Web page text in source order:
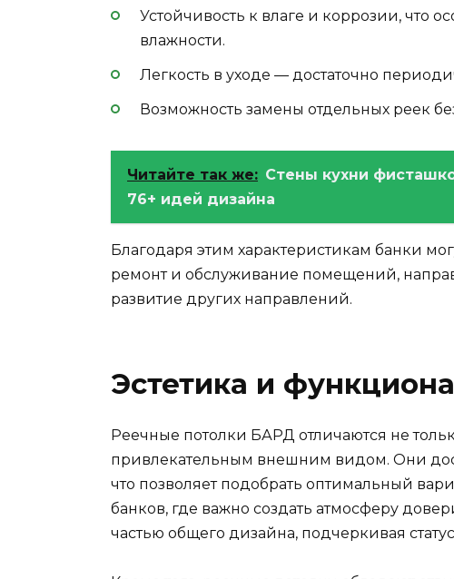
Устойчивость к влаге и коррозии, что
влажности.
Легкость в уходе — достаточно
Возможность замены отдельных реек
Читайте так же: Стены кухни
76+ идей дизайна
Благодаря этим характеристикам банки
ремонт и обслуживание помещений,
развитие других направлений.
Эстетика и
Реечные потолки БАРД отличаются не
привлекательным внешним видом. Они
что позволяет подобрать оптимальный
банков, где важно создать атмосферу
частью общего дизайна, подчеркивая